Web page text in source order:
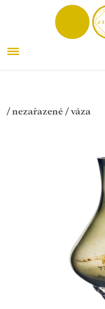
/ nezařazené / váza